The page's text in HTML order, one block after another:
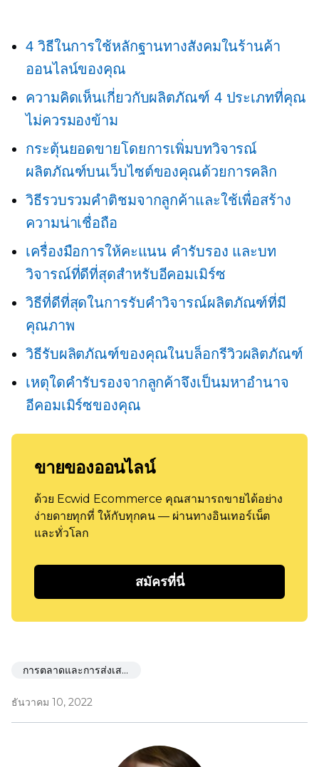
4 วิธีในการใช้หลักฐานทางสังคมในร้านค้า
ออนไลน์ของคุณ
ความคิดเห็นเกี่ยวกับผลิตภัณฑ์ 4 ประเภทที่คุณ
ไม่ควรมองข้าม
กระตุ้นยอดขายโดยการเพิ่มบทวิจารณ์
ผลิตภัณฑ์บนเว็บไซต์ของคุณด้วยการคลิก
วิธีรวบรวมคำติชมจากลูกค้าและใช้เพื่อสร้าง
ความน่าเชื่อถือ
เครื่องมือการให้คะแนน คำรับรอง และบท
วิจารณ์ที่ดีที่สุดสำหรับอีคอมเมิร์ซ
วิธีที่ดีที่สุดในการรับคำวิจารณ์ผลิตภัณฑ์ที่มี
คุณภาพ
วิธีรับผลิตภัณฑ์ของคุณในบล็อกรีวิวผลิตภัณฑ์
เหตุใดคำรับรองจากลูกค้าจึงเป็นมหาอำนาจ
อีคอมเมิร์ซของคุณ
ขายของออนไลน์
ด้วย Ecwid Ecommerce คุณสามารถขายได้อย่าง
ง่ายดายทุกที่ ให้กับทุกคน — ผ่านทางอินเทอร์เน็ต
และทั่วโลก
สมัครที่นี่
การตลาดและการส่งเสริมการขาย
ธันวาคม 10, 2022